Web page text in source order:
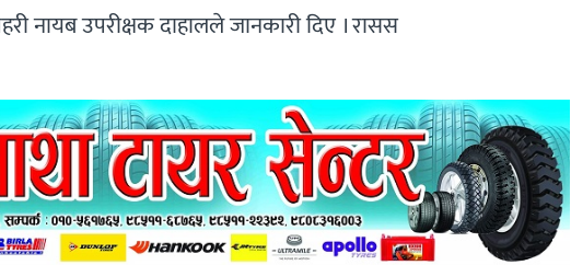
नायब उपरीक्षक दाहालले जानकारी दिए । रासस